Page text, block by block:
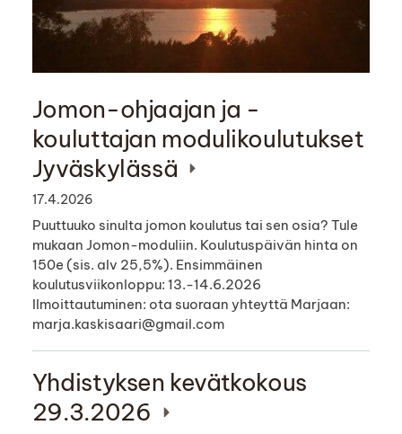
Jomon-ohjaajan ja -
kouluttajan modulikoulutukset
Jyväskylässä
17.4.2026
Puuttuuko sinulta jomon koulutus tai sen osia? Tule
mukaan Jomon-moduliin. Koulutuspäivän hinta on
150e (sis. alv 25,5%). Ensimmäinen
koulutusviikonloppu: 13.-14.6.2026
Ilmoittautuminen: ota suoraan yhteyttä Marjaan:
marja.kaskisaari@gmail.com
Yhdistyksen kevätkokous
29.3.2026